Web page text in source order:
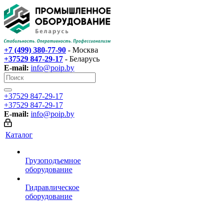
+7 (499) 380-77-90 - Москва
+37529 847-29-17‬ - Беларусь
E-mail: info@poip.by
+37529 847-29-17‬
+37529 847-29-17‬
E-mail: info@poip.by
Каталог
Грузоподъемное
оборудование
Гидравлическое
оборудование